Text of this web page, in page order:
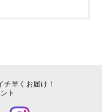
早くお届け！
ト